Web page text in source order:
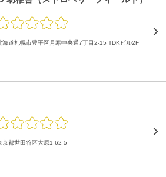
海道札幌市豊平区月寒中央通7丁目2-15 TDKビル2F
京都世田谷区大原1-62-5